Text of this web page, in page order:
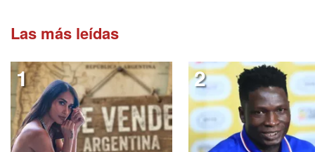
Las más leídas